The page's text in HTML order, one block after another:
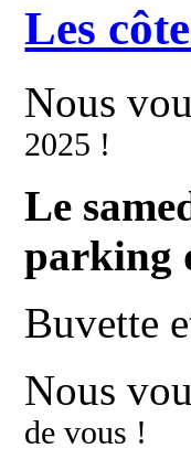
Les
Nous
2025 !
Le
parking
Buvette
Nous
de vous !